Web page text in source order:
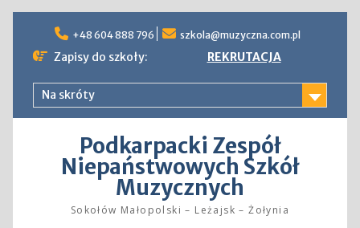
content
+48 604 888 796 szkola@muzyczna.com.pl
Zapisy do szkoły: REKRUTACJA
Na skróty
Podkarpacki Zespół
Niepaństwowych Szkół
Muzycznych
Sokołów Małopolski – Leżajsk – Żołynia